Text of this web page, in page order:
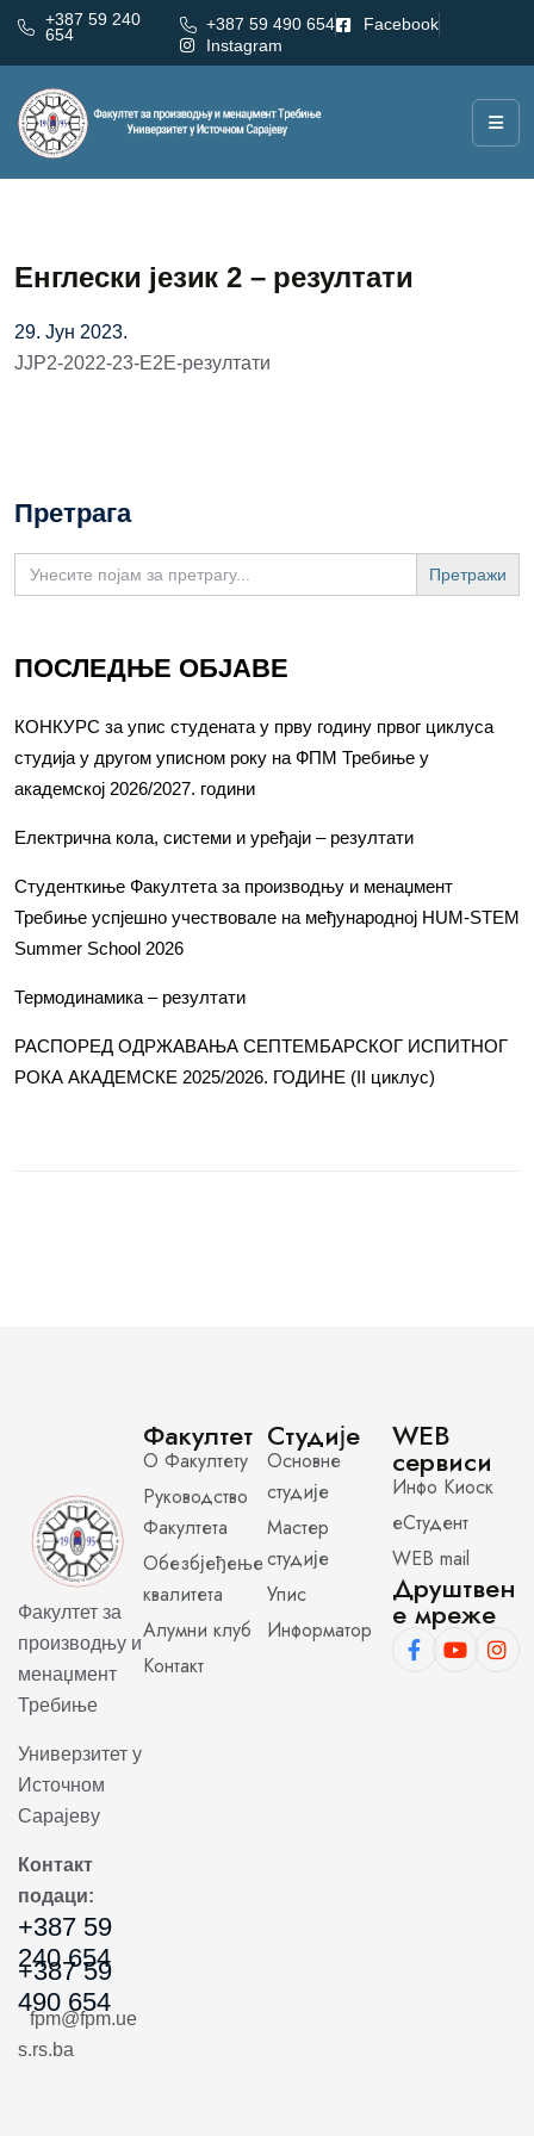
+387 59 240
654
+387 59 490 654
Facebook
Instagram
Енглески језик 2 – резултати
29. Јун 2023.
ЈЈР2-2022-23-Е2Е-резултати
Претрага
Search
for:
ПОСЛЕДЊЕ ОБЈАВЕ
КОНКУРС за упис студената у прву годину првог циклуса
студија у другом уписном року на ФПМ Требиње у
академској 2026/2027. години
Електрична кола, системи и уређаји – резултати
Студенткиње Факултета за производњу и менаџмент
Требиње успјешно учествовале на међународној HUM-STEM
Summer School 2026
Термодинамика – резултати
РАСПОРЕД ОДРЖАВАЊА СЕПТЕМБАРСКОГ ИСПИТНОГ
РОКА АКАДЕМСКЕ 2025/2026. ГОДИНЕ (II циклус)
Факултет за
производњу и
менаџмент
Требиње
Универзитет у
Источном
Сарајеву
Контакт
подаци:
+387 59
240 654
+387 59
490 654
fpm@fpm.ue
s.rs.ba
Факултет
О Факултету
Руководство
Факултета
Обезбјеђење
квалитета
Алумни клуб
Контакт
Студије
Основне
студије
Мастер
студије
Упис
Информатор
WEB
сервиси
Инфо Киоск
еСтудент
WEB mail
Друштвен
е мреже